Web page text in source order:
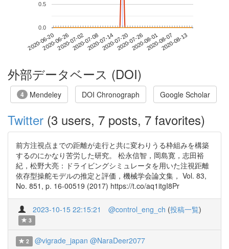
2020-06-202020-06-262020-07-022020-07-082020-07-142020-07-202020-07-262020-08-012020-08-072020-08-13
0.0
0.5
外部データベース (DOI)
4 Mendeley DOI Chronograph Google Scholar
Twitter (3 users, 7 posts, 7 favorites)
前方注視点までの距離が走行と共に変わりうる枠組みを構築
するのにかなり苦労した研究。 松永信智，岡島寛，志田裕
紀，松野大亮：ドライビングシミュレータを用いた注視距離
依存型操舵モデルの推定と評価，機械学会論文集， Vol. 83,
No. 851, p. 16-00519 (2017) https://t.co/aq1itgI8Pr
2023-10-15 22:15:21 @control_eng_ch (投稿一覧)
3
2 @vigrade_japan @NaraDeer2077